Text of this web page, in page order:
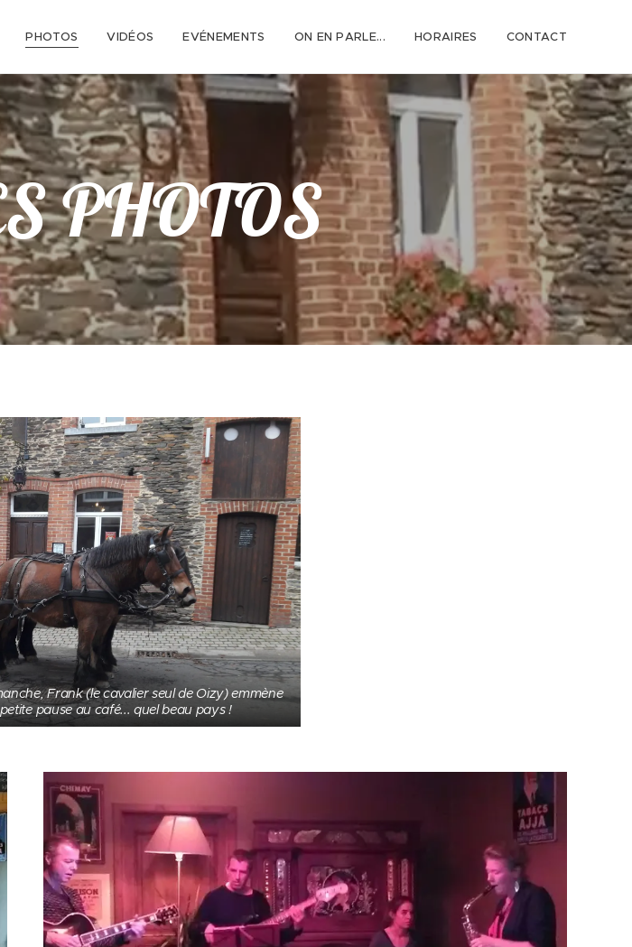
PHOTOS VIDÉOS EVÉNEMENTS ON EN PARLE... HORAIRES CONTACT
PHOTOS
Frank (le cavalier seul de Oizy) emmène
pause au café... quel beau pays !